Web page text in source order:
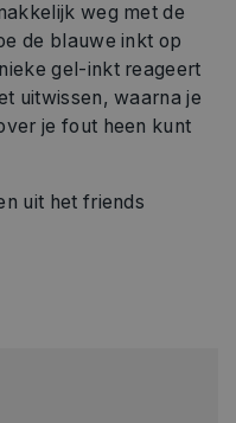
weg met de
de blauwe inkt op
gel-inkt reageert
uitwissen, waarna je
je fout heen kunt
uit het friends